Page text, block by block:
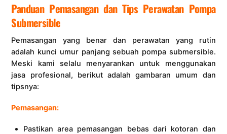
Panduan Pemasangan dan Tips Perawatan Pompa
Submersible
Pemasangan yang benar dan perawatan yang rutin
adalah kunci umur panjang sebuah pompa submersible.
Meski kami selalu menyarankan untuk menggunakan
jasa profesional, berikut adalah gambaran umum dan
tipsnya:
Pemasangan:
Pastikan area pemasangan bebas dari kotoran dan